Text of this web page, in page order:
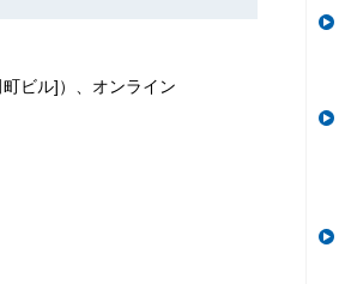
ビル]）、オンライン